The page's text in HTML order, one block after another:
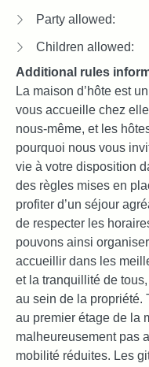
Party allowed:
Children allowed:
Additional rules
La maison d’hôte est
vous accueille chez
nous-même, et les
pourquoi nous vous
vie à votre disposition
des règles mises en
profiter d’un séjour
de respecter les
pouvons ainsi
accueillir dans les
et la tranquillité de
au sein de la propriété.
au premier étage de la
malheureusement pas
mobilité réduites. Les